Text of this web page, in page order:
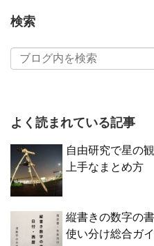
検索
よく読まれている記事
自由研究で星の
上手なまとめ方
縦書きの数字の
使い分け総合ガ